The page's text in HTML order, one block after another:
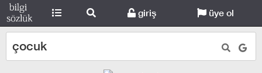
giriş üye ol
çocuk